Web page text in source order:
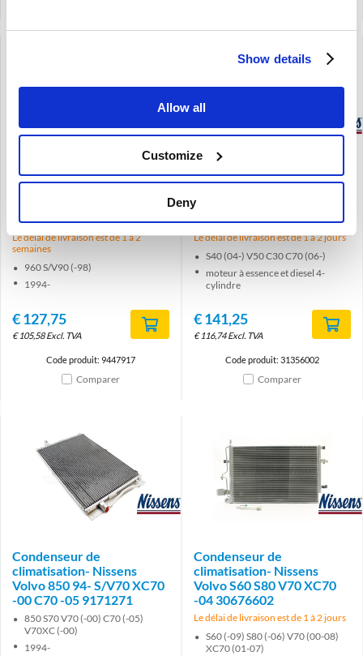
Show details
Allow all
Customize
Deny
Condenseur de
9447917
Le délai de livraison est de 1 à 2
semaines
960 S/V90 (-98)
1994-
€127,75
€105,58 Excl. TVA
Code produit: 9447917
Comparer
Brand
Condenseur de
Volvo S40 04- V50 C30 C70
06- 31356002
Le délai de livraison est de 1 à 2 jours
S40 (04-) V50 C30 C70 (06-)
moteur à essence et diesel 4-
cylindre
€141,25
€116,74 Excl. TVA
Code produit: 31356002
Comparer
Brand
Condenseur de
climatisation- Nissens
Volvo 850 94- S/V70 XC70
-00 C70 -05 9171271
850 S70 V70 (-00) C70 (-05)
V70XC (-00)
1994-
Brand
Condenseur de
climatisation- Nissens
Volvo S60 S80 V70 XC70
-04 30676602
Le délai de livraison est de 1 à 2 jours
S60 (-09) S80 (-06) V70 (00-08)
XC70 (01-07)